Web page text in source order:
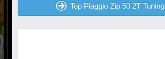
Top Piaggio Zip 50 2T Tuning